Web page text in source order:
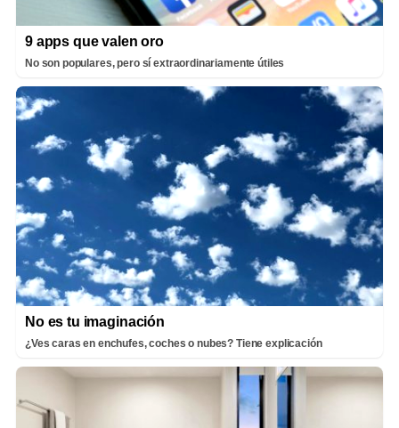
9 apps que valen oro
No son populares, pero sí extraordinariamente útiles
No es tu imaginación
¿Ves caras en enchufes, coches o nubes? Tiene explicación